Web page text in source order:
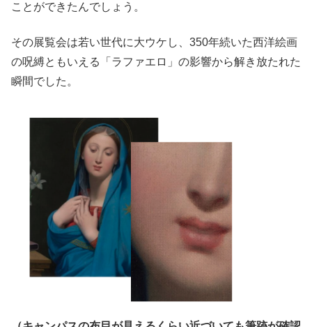
ことができたんでしょう。
その展覧会は若い世代に大ウケし、350年続いた西洋絵画
の呪縛ともいえる「ラファエロ」の影響から解き放たれた
瞬間でした。